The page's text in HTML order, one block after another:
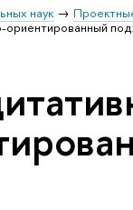
наук
ориентированный